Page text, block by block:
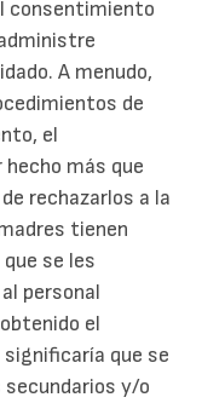
consentimiento
A menudo,
de
el
más que
rechazarlos a la
tienen
se les
personal
el
que se
y/o